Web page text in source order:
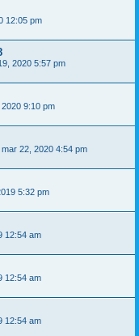
12:05 pm
2020 5:57 pm
9:10 pm
22, 2020 4:54 pm
5:32 pm
12:54 am
12:54 am
12:54 am